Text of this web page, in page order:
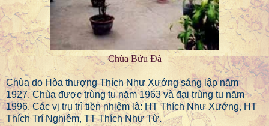
Chùa Bửu Đà
Chùa do Hòa thượng Thích Như Xướng sáng lập năm
1927. Chùa được trùng tu năm 1963 và đại trùng tu năm
1996. Các vị trụ trì tiền nhiệm là: HT Thích Như Xướng, HT
Thích Trí Nghiêm, TT Thích Như Từ.